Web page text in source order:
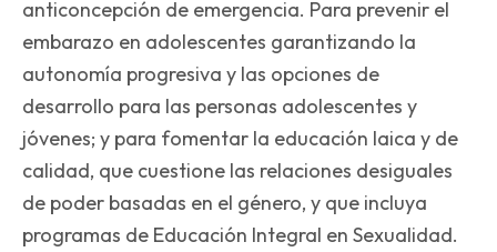
anticoncepción de emergencia. Para prevenir el
embarazo en adolescentes garantizando la
autonomía progresiva y las opciones de
desarrollo para las personas adolescentes y
jóvenes; y para fomentar la educación laica y de
calidad, que cuestione las relaciones desiguales
de poder basadas en el género, y que incluya
programas de Educación Integral en Sexualidad.